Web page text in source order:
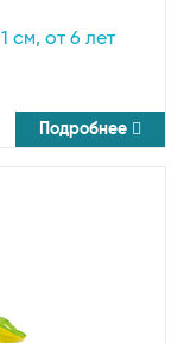
см, от 6 лет
Подробнее